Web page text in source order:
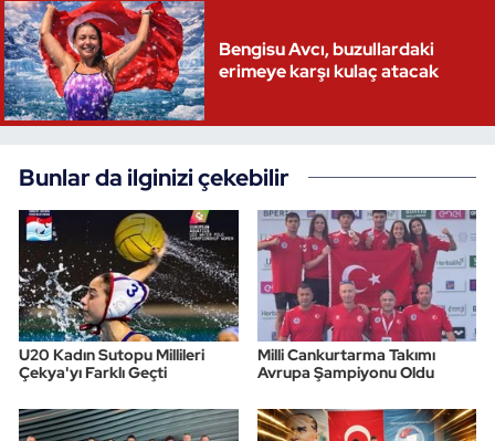
Bengisu Avcı, buzullardaki
erimeye karşı kulaç atacak
Bunlar da ilginizi çekebilir
U20 Kadın Sutopu Millileri
Çekya'yı Farklı Geçti
Milli Cankurtarma Takımı
Avrupa Şampiyonu Oldu
Triatlon
Voleybol
Wushu Kungfu
Yelken
Yüzme